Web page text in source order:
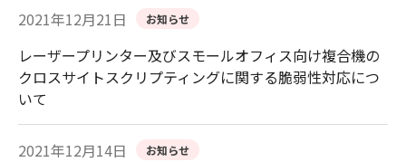
2021年12月21日 お知らせ
レーザープリンター及びスモールオフィス向け複合機の
クロスサイトスクリプティングに関する脆弱性対応につ
いて
2021年12月14日 お知らせ